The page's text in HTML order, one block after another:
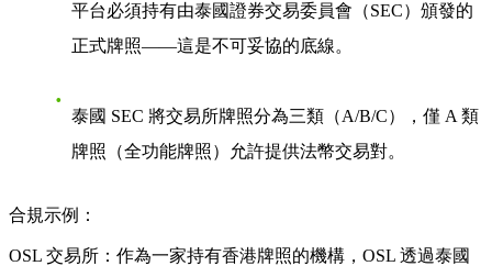
平台必須持有由泰國證券交易委員會（SEC）頒發的
正式牌照——這是不可妥協的底線。
泰國 SEC 將交易所牌照分為三類（A/B/C），僅 A 類
牌照（全功能牌照）允許提供法幣交易對。
合規示例：
OSL 交易所：作為一家持有香港牌照的機構，OSL 透過泰國